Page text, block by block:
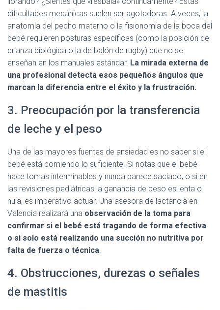
dificultades mecánicas suelen ser agotadoras. A veces, la
anatomía del pecho materno o la fisionomía de la boca del
bebé requieren posturas específicas (como la posición de
crianza biológica o la de balón de rugby) que no se
enseñan en los manuales estándar. La mirada externa de
una profesional detecta esos pequeños ángulos que
marcan la diferencia entre el éxito y la frustración.
3. Preocupación por la transferencia
de leche y el peso
Una de las mayores fuentes de ansiedad es no saber si el
bebé está comiendo lo suficiente. Si notas que el bebé
hace tomas interminables y nunca parece saciado, o si en
las revisiones pediátricas la ganancia de peso es lenta o
nula, es imperativo actuar. Una asesora de lactancia en
Valencia realizará una observación de la toma para
confirmar si el bebé está tragando de forma efectiva
o si solo está realizando una succión no nutritiva por
falta de fuerza o técnica
4. Obstrucciones, durezas o señales
de mastitis